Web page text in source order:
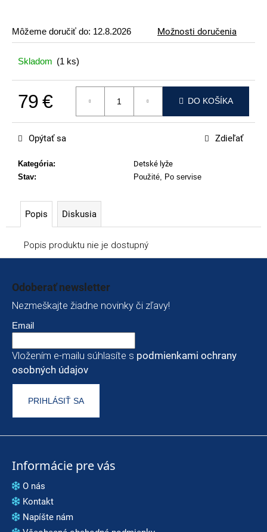
Môžeme doručiť do: 12.8.2026 Možnosti doručenia
Skladom (1 ks)
79 €
Jednotková cena:
DO KOŠÍKA
Kategória:
Detské lyže
Stav: Použité, Po servise
Opýtať sa Zdieľať
Popis Diskusia
Popis produktu nie je dostupný
o
r
ú
č
a
m
VOLKL
RACETIGER
12
WORLDCUP
Odoberať newsletter
Nezmeškajte žiadne novinky či zľavy!
Email
Vložením e-mailu súhlasíte s podmienkami ochrany
osobných údajov
PRIHLÁSIŤ SA
Informácie pre vás
O nás
Kontakt
Napíšte nám